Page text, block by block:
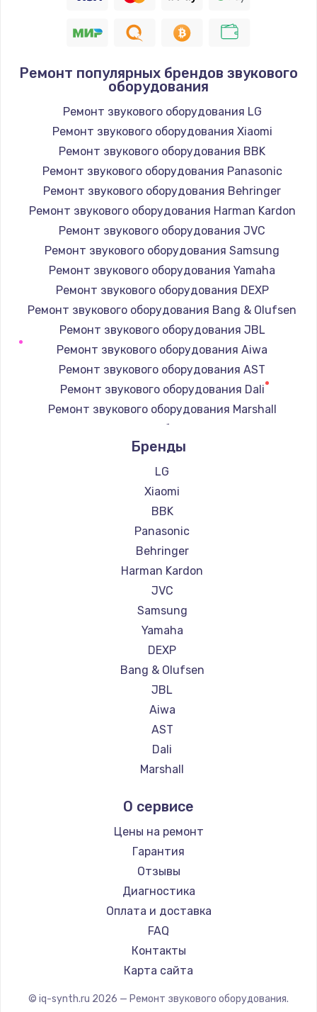
Ремонт популярных брендов звукового
оборудования
Ремонт звукового оборудования LG
Ремонт звукового оборудования Xiaomi
Ремонт звукового оборудования BBK
Ремонт звукового оборудования Panasonic
Ремонт звукового оборудования Behringer
Ремонт звукового оборудования Harman Kardon
Ремонт звукового оборудования JVC
Ремонт звукового оборудования Samsung
Ремонт звукового оборудования Yamaha
Ремонт звукового оборудования DEXP
Ремонт звукового оборудования Bang & Olufsen
Ремонт звукового оборудования JBL
Ремонт звукового оборудования Aiwa
Ремонт звукового оборудования AST
Ремонт звукового оборудования Dali
Ремонт звукового оборудования Marshall
Ремонт звукового оборудования Supra
Бренды
LG
Xiaomi
BBK
Panasonic
Behringer
Harman Kardon
JVC
Samsung
Yamaha
DEXP
Bang & Olufsen
JBL
Aiwa
AST
Dali
Marshall
О сервисе
Цены на ремонт
Гарантия
Отзывы
Диагностика
Оплата и доставка
FAQ
Контакты
Карта сайта
© iq-synth.ru 2026 — Ремонт звукового оборудования.